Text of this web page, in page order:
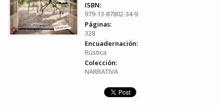
ISBN:
979-13-87802-34-9
Páginas:
328
Encuadernación:
Rústica
Colección:
NARRATIVA